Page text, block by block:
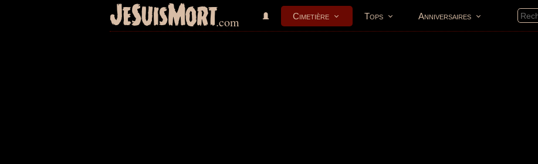
JeSuisMort.com Cimetière Tops Anniversaires